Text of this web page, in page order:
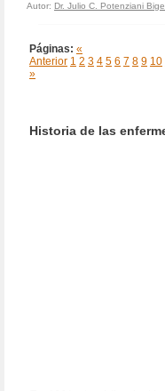
Autor: Dr. Julio C. Potenziani
Páginas: «
Anterior 1 2 3 4 5 6 7 8 9 10
»
Historia de las